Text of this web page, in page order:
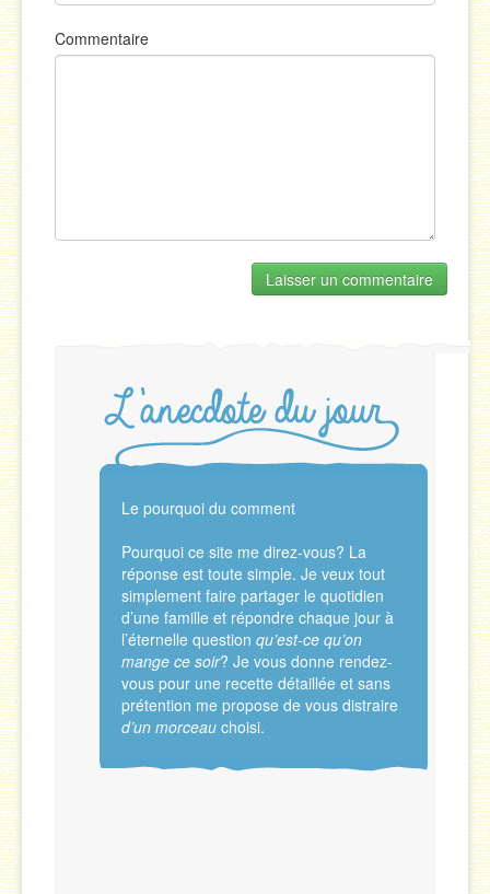
Commentaire
Le pourquoi du comment
Pourquoi ce site me direz-vous? La
réponse est toute simple. Je veux tout
simplement faire partager le quotidien
d’une famille et répondre chaque jour à
l’éternelle question qu’est-ce qu’on
mange ce soir? Je vous donne rendez-
vous pour une recette détaillée et sans
prétention me propose de vous distraire
d’un morceau choisi.